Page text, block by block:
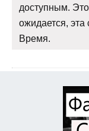
доступным. Это
ожидается, эта
Время.